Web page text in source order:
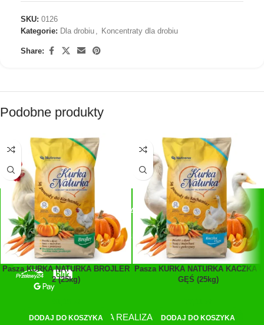
SKU: 0126
Kategorie: Dla drobiu , Koncentraty dla drobiu
Share:
Podobne produkty
Pasza KURKA NATURKA BROJLER
2 (25kg)
DODAJ DO KOSZYKA
Pasza KURKA NATURKA KACZKA I
GĘŚ (25kg)
DODAJ DO KOSZYKA
SZYBKIE PŁATNOŚCI
Płatności:
Przelewy24, blik, GPay
SZYBKA REALIZACJA